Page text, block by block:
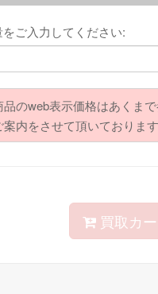
ご入力してください:
品のweb表示価格はあくま
案内をさせて頂いておりま
買取カ